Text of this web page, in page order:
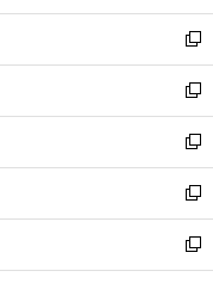
開
く
ウ
で
開
く
ン
ド
ウ
で
開
く
ウ
ィ
ン
ド
ウ
で
開
く
新
し
い
ウ
ィ
ン
ド
ウ
で
開
新
し
い
ウ
ィ
ン
ド
ウ
新
し
い
ウ
ィ
ン
新
し
い
ウ
新
し